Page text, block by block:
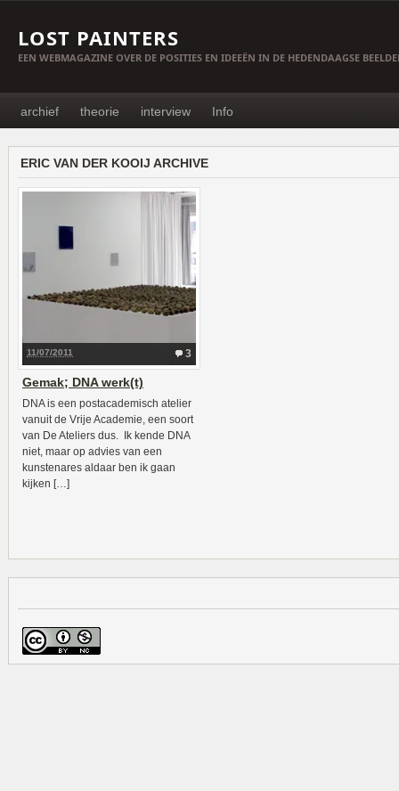
LOST PAINTERS
EEN WEBMAGAZINE OVER DE POSITIES EN IDEEËN IN DE HEDENDAAGSE
archief theorie interview Info
ERIC VAN DER KOOIJ ARCHIVE
3
11/07/2011
Gemak; DNA werk(t)
DNA is een postacademisch atelier
vanuit de Vrije Academie, een soort
van De Ateliers dus. Ik kende DNA
niet, maar op advies van een
kunstenares aldaar ben ik gaan
kijken […]